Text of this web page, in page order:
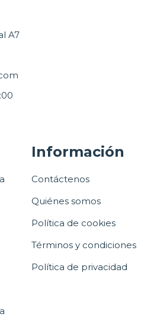
A7
Información
Contáctenos
Quiénes somos
Política de cookies
Términos y condiciones
Política de privacidad